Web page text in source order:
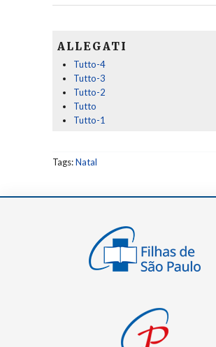
ALLEGATI
Tutto-4
Tutto-3
Tutto-2
Tutto
Tutto-1
Tags:Natal